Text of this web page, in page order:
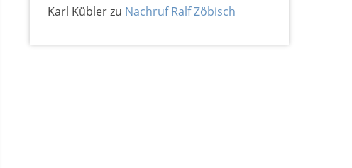
Karl Küblerzu Nachruf Ralf Zöbisch